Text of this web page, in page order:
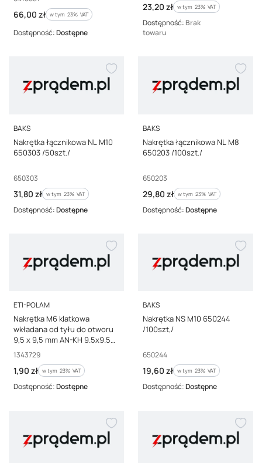
Cena brutto
66,00 zł w tym %s VAT
w tym 23% VAT
Dostępność:Dostępne
Cena brutto
23,20 zł w tym %s VAT
w tym 23% VAT
Dostępność: Brak
towaru
PRODUCENT
BAKS
Nakrętka łącznikowa NL M10
650303 /50szt./
Kod producenta
650303
Cena brutto
31,80 zł w tym %s VAT
w tym 23% VAT
Dostępność:Dostępne
PRODUCENT
BAKS
Nakrętka łącznikowa NL M8
650203 /100szt./
Kod producenta
650203
Cena brutto
29,80 zł w tym %s VAT
w tym 23% VAT
Dostępność:Dostępne
PRODUCENT
ETI-POLAM
Nakrętka M6 klatkowa
wkładana od tyłu do otworu
9,5 x 9,5 mm AN-KH 9.5x9.5
M6 001343729
Kod producenta
1343729
Cena brutto
1,90 zł w tym %s VAT
w tym 23% VAT
Dostępność:Dostępne
PRODUCENT
BAKS
Nakrętka NS M10 650244
/100szt,/
Kod producenta
650244
Cena brutto
19,60 zł w tym %s VAT
w tym 23% VAT
Dostępność:Dostępne